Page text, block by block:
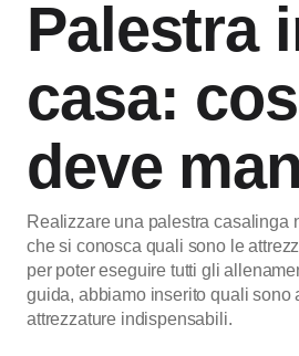
Palestra
casa:
deve
Realizzare una palestra casalinga
che si conosca quali sono le
per poter eseguire tutti gli
guida, abbiamo inserito quali sono
attrezzature indispensabili.